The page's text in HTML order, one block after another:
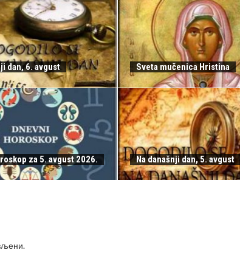
dan, 6. avgust Sveta mučenica Hristina
za 5. avgust 2026. Na današnji dan, 5. avgust
.